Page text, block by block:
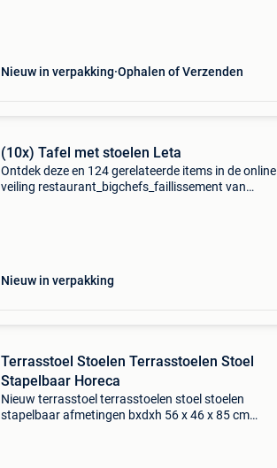
Nieuw in verpakking Ophalen of Verzenden
(10x) Tafel met stoelen Leta
Ontdek deze en 124 gerelateerde items in de online
veiling restaurant_bigchefs_faillissement van
Nieuw in verpakking
Terrasstoel Stoelen Terrasstoelen Stoel
Stapelbaar Horeca
Nieuw terrasstoel terrasstoelen stoel stoelen
stapelbaar afmetingen bxdxh 56 x 46 x 85 cm